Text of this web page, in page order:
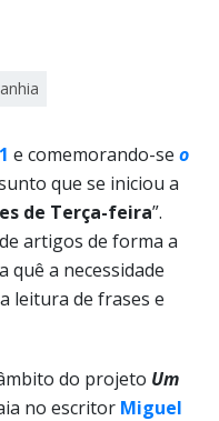
e comemorando-se o
que se iniciou a
de Terça-feira”.
artigos de forma a
quê a necessidade
leitura de frases e
do projeto Um
no escritor Miguel